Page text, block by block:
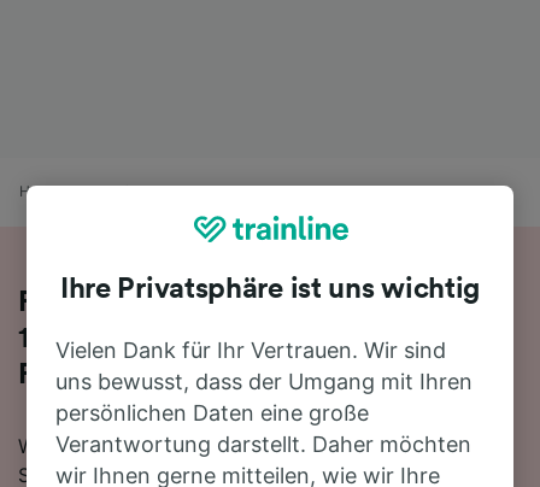
Home Bahnfahrplan Dortmund nach Firenze Santa Maria Novella
Fahren Sie mit dem Zug in 12 Stunden
14 Minuten von Dortmund nach
Firenze Santa Maria Novella
Wenn Sie mit dem Zug von Dortmund nach Firenze
Santa Maria Novella reisen möchten, sind Sie hier
Ihre Privatsphäre ist uns wichtig
Vielen Dank für Ihr Vertrauen. Wir sind
uns bewusst, dass der Umgang mit Ihren
persönlichen Daten eine große
Verantwortung darstellt. Daher möchten
wir Ihnen gerne mitteilen, wie wir Ihre